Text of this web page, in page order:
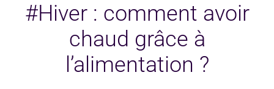
#Hiver : comment avoir
chaud grâce à
l’alimentation ?